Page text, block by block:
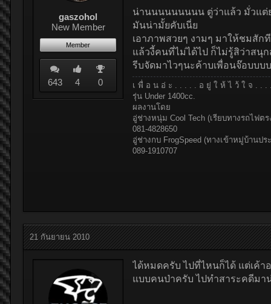
gaszohol
New Member
Member
643 4 0
น่านนนนนนนนน ตู่ว่าแล้ว มั่วแต่
มันน่ามั้ยคับเนี่ย
เอาภาพสวยๆ งามๆ มาให้ชมสัก
แล้วงี้คนที่ไม่ได้ไป ก็ไม่รู้สิว่าสนุ
รีบจัดมาไวๆนะค้าบเพื่อนจ๊อบบบบ
เ พื่ อ น อ่ ะ . . . . . อ ยู่ ใ ห้ ไ ว้ ใ จ . .
รุ่น Under 1400cc.
ผลงานโดย
อู่ช่างหนุ่ม Cool Tech (เรียบทางรถไฟต
081-4828650
อู่ช่างกบ FrogSpeed (ทางเข้าหมู่บ้านปร
089-1910707
21 กันยายน 2010
ได้หมดครับ ไปที่ไหนก็ได้ แต่เค้
แบบคนป่าครับ ไปทำสาระคดีมา